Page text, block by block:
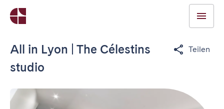
All in Lyon | The Célestins
studio
Teilen